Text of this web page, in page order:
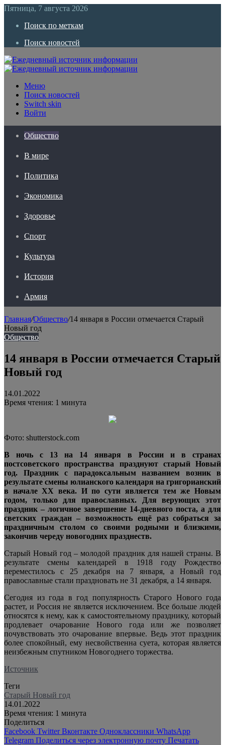
Пятница, 7 августа 2026
Поиск по меткам
Поиск новостей
Меню
Поиск новостей
Switch skin
Войти
Общество
В мире
Политика
Экономика
Здоровье
Спорт
Культура
История
Армия
Главная/Общество/14 января в России отмечается Старый
Новый год
Общество
14 января в России отмечается Старый
Новый год
14.01.2022
Время чтения: 1 минута
Фото: shutterstock.com
В ночь с 13 на 14 января в России и в странах
постсоветского пространства празднуют старый Новый
год. Праздник с парадоксальным названием возник в
результате смены юлианского календаря на григорианский
в начале XX века. И по сути является тем же Новым
годом, только для православных. Для верующих этот
праздник – логичное завершение 14-дневного поста, а для
светских граждан – возможность ещё раз собраться за
праздничным столом со своими родными и близкими,
закончив череду новогодних празднеств.
Старый Новый год – молодой праздник для нашей страны. В
результате смены календарей в 1918 году Рождество
переместилось с 25 декабря на 7 января, а Новый год
православные стали праздновать не 31 декабря, а 14 января.
Сегодня из года в год популярность Старого Нового года
растет, и Россия не является исключением. Все больше людей
относятся к нему, как к самостоятельному празднику, который
продлевает очарование Нового года или же позволяет
почувствовать это очарование впервые. Ведь этот праздник
более спокойный, ему несвойственна суета, которая является
неизбежным спутником Новогоднего торжества.
Источник
Теги
Старый Новый год
14.01.2022
Время чтения: 1 минута
Поделиться
Facebook Twitter Вконтакте Одноклассники WhatsApp
Telegram Поделиться через электронную почту Печатать